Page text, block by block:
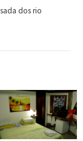
dos rio